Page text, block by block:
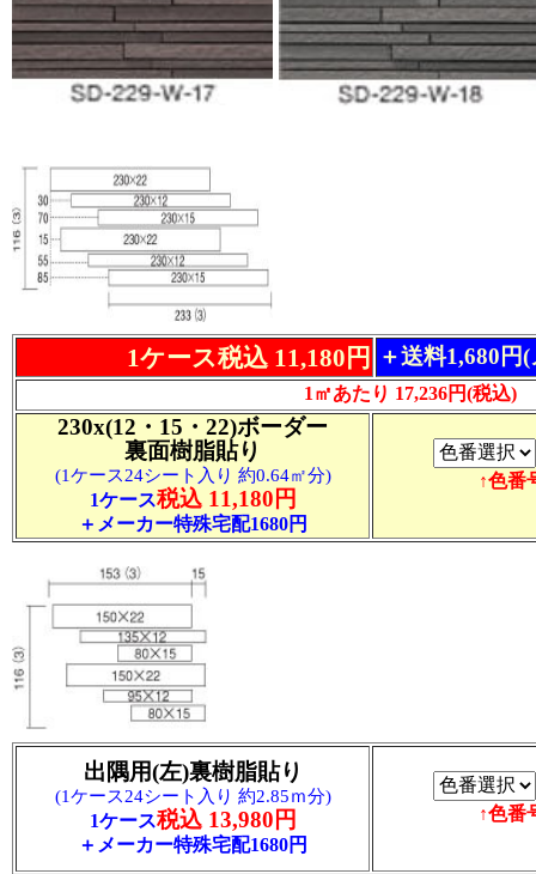
1ケース税込 11,180円 ＋送料1,680円
1㎡あたり 17,236円(税込)
230x(12・15・22)ボーダー
裏面樹脂貼り
(1ケース24シート入り 約0.64㎡分)
1ケース税込 11,180円
＋メーカー特殊宅配1680円
↑色番
出隅用(左)裏樹脂貼り
(1ケース24シート入り 約2.85ｍ分)
1ケース税込 13,980円
＋メーカー特殊宅配1680円
↑色番